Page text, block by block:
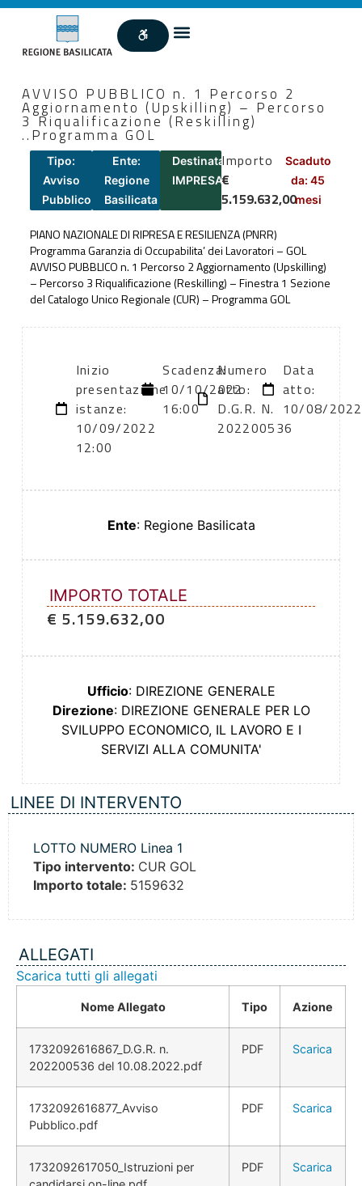
AVVISO PUBBLICO n. 1 Percorso 2
Aggiornamento (Upskilling) – Percorso
3 Riqualificazione (Reskilling)
..Programma GOL
Tipo:
Avviso
Pubblico
Ente:
Regione
Basilicata
Destinatari:
IMPRESA
Importo
€
5.159.632,00
Scaduto
da: 45
mesi
PIANO NAZIONALE DI RIPRESA E RESILIENZA (PNRR)
Programma Garanzia di Occupabilita’ dei Lavoratori – GOL
AVVISO PUBBLICO n. 1 Percorso 2 Aggiornamento (Upskilling)
– Percorso 3 Riqualificazione (Reskilling) – Finestra 1 Sezione
del Catalogo Unico Regionale (CUR) – Programma GOL
Inizio
presentazione
istanze:
10/09/2022
12:00
Scadenza:
10/10/2022
16:00
Numero
atto:
D.G.R. N.
202200536
Data
atto:
10/08/2022
Ente: Regione Basilicata
IMPORTO TOTALE
€ 5.159.632,00
Ufficio: DIREZIONE GENERALE
Direzione: DIREZIONE GENERALE PER LO
SVILUPPO ECONOMICO, IL LAVORO E I
SERVIZI ALLA COMUNITA'
LINEE DI INTERVENTO
LOTTO NUMERO Linea 1
Tipo intervento: CUR GOL
Importo totale: 5159632
ALLEGATI
Scarica tutti gli allegati
Nome Allegato Tipo Azione
1732092616867_D.G.R. n.
202200536 del 10.08.2022.pdf
PDF Scarica
1732092616877_Avviso
Pubblico.pdf
PDF Scarica
1732092617050_Istruzioni per
PDF Scarica